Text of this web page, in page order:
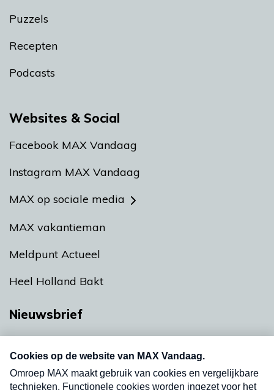
Puzzels
Recepten
Podcasts
Websites & Social
Facebook MAX Vandaag
Instagram MAX Vandaag
MAX op sociale media
MAX vakantieman
Meldpunt Actueel
Heel Holland Bakt
Nieuwsbrief
Neem hier een gratis abonnement op onze
nieuwsbrief. Elke vrijdag- en dinsdagochtend in
uw mailbox.